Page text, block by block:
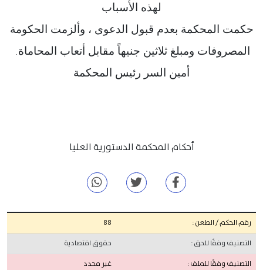
لهذه الأسباب
حكمت المحكمة بعدم قبول الدعوى ، وألزمت الحكومة
المصروفات ومبلغ ثلاثين جنيهاً مقابل أتعاب المحاماة.
أمين السر رئيس المحكمة
أحكام المحكمة الدستورية العليا
رقم الحكم / الطعن :
88
التصنيف وفقًا للحق :
حقوق اقتصادية
التصنيف وفقًا للملف :
غير محدد